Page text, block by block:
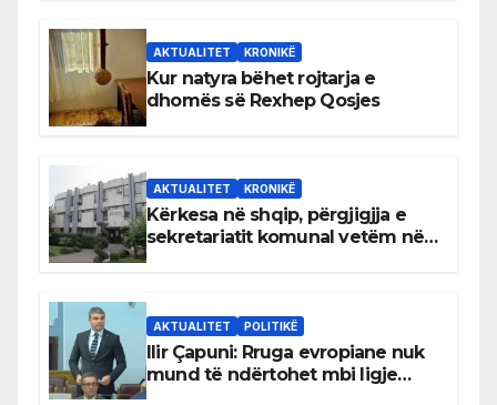
AKTUALITET KRONIKË
Kur natyra bëhet rojtarja e
dhomës së Rexhep Qosjes
AKTUALITET KRONIKË
Kërkesa në shqip, përgjigjja e
sekretariatit komunal vetëm në
AKTUALITET POLITIKË
Ilir Çapuni: Rruga evropiane nuk
mund të ndërtohet mbi ligje